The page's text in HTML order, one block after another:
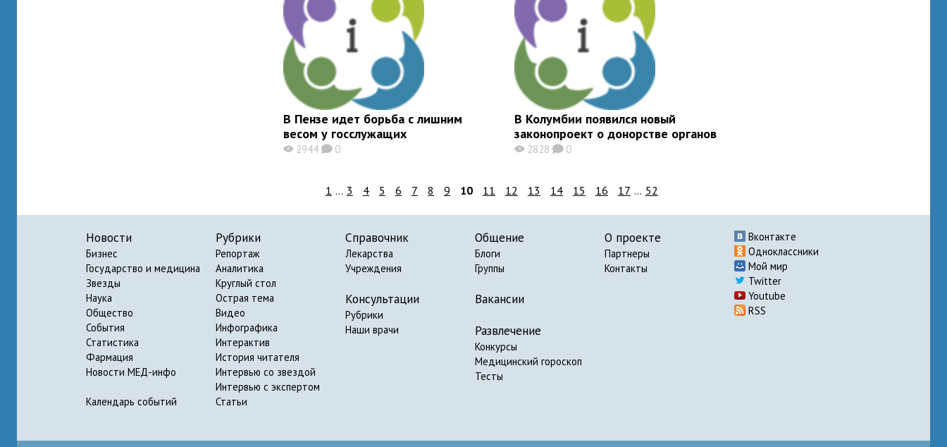
В Пензе идет борьба с лишним
весом у госслужащих
X2944K0
В Колумбии появился новый
законопроект о донорстве органов
X2828 K0
1 ... 3 4 5 6 7 8 9 10 11 12 13 14 15 16 17 ... 52
Новости
Бизнес
Государство и медицина
Звезды
Наука
Общество
События
Статистика
Фармация
Новости МЕД-инфо
Календарь событий
Рубрики
Репортаж
Аналитика
Круглый стол
Острая тема
Видео
Инфографика
Интерактив
История читателя
Интервью со звездой
Интервью с экспертом
Статьи
Справочник
Лекарства
Учреждения
Консультации
Рубрики
Наши врачи
Общение
Блоги
Группы
Вакансии
Развлечение
Конкурсы
Медицинский гороскоп
Тесты
О проекте
Партнеры
Контакты
Вконтакте
Одноклассники
Мой мир
Twitter
Youtube
RSS